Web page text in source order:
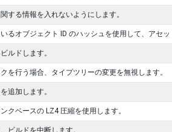
する情報を入れないようにします。
るオブジェクト ID のハッシュを使用して、アセッ
ルドします。
を行う場合、タイプツリーの変更を無視します。
追加します。
クベースの LZ4 圧縮を使用します。
ビルドを中断します。